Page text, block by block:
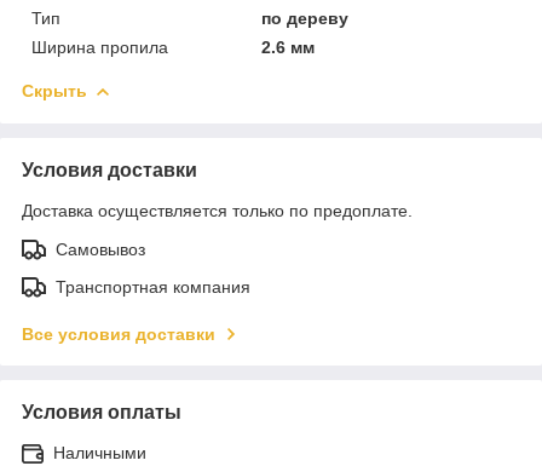
Тип
по дереву
Ширина пропила
2.6 мм
Скрыть
Условия доставки
Доставка осуществляется только по предоплате.
Самовывоз
Транспортная компания
Все условия доставки
Условия оплаты
Наличными